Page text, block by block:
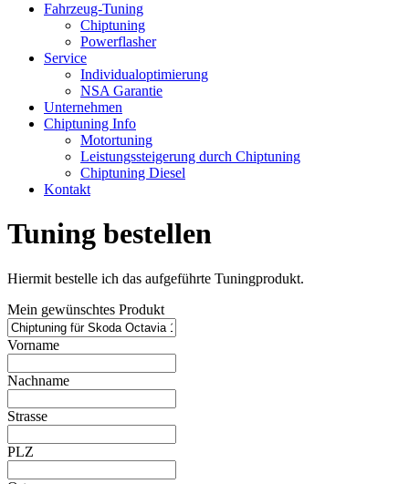
Fahrzeug-Tuning
Chiptuning
Powerflasher
Service
Individualoptimierung
NSA Garantie
Unternehmen
Chiptuning Info
Motortuning
Leistungssteigerung durch Chiptuning
Chiptuning Diesel
Kontakt
Tuning bestellen
Hiermit bestelle ich das aufgeführte Tuningprodukt.
Mein gewünschtes Produkt
Vorname
Nachname
Strasse
PLZ